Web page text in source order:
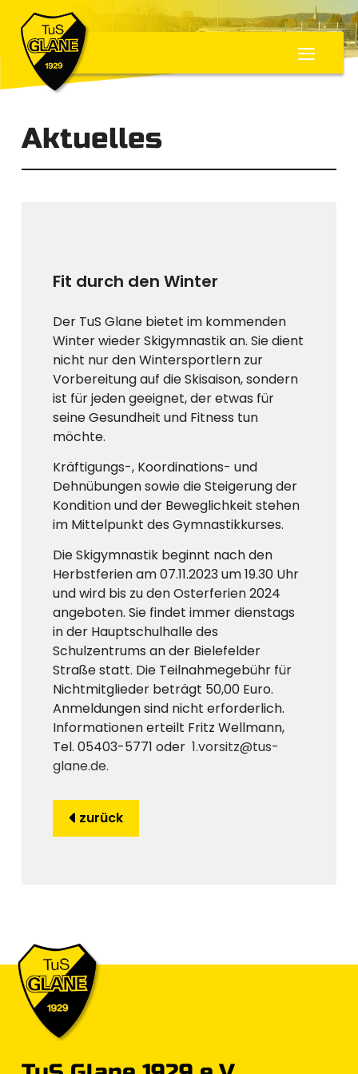
≡
Aktuelles
Fit durch den Winter
Der TuS Glane bietet im kommenden
Winter wieder Skigymnastik an. Sie dient
nicht nur den Wintersportlern zur
Vorbereitung auf die Skisaison, sondern
ist für jeden geeignet, der etwas für
seine Gesundheit und Fitness tun
möchte.
Kräftigungs-, Koordinations- und
Dehnübungen sowie die Steigerung der
Kondition und der Beweglichkeit stehen
im Mittelpunkt des Gymnastikkurses.
Die Skigymnastik beginnt nach den
Herbstferien am 07.11.2023 um 19.30 Uhr
und wird bis zu den Osterferien 2024
angeboten. Sie findet immer dienstags
in der Hauptschulhalle des
Schulzentrums an der Bielefelder
Straße statt. Die Teilnahmegebühr für
Nichtmitglieder beträgt 50,00 Euro.
Anmeldungen sind nicht erforderlich.
Informationen erteilt Fritz Wellmann,
Tel. 05403-5771 oder1.vorsitz@tus-
glane.de.
zurück